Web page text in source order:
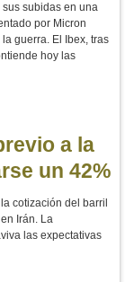
subidas en una
por Micron
guerra. El Ibex, tras
hoy las
a la
un 42%
cotización del barril
Irán. La
las expectativas